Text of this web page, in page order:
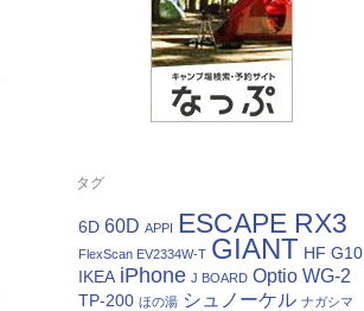
タグ
6D 60D APPI ESCAPE RX3
FlexScan EV2334W-T GIANT HF G10
IKEA iPhone J BOARD Optio WG-2
TP-200 ほの湯 シュノーケル ナガシマ